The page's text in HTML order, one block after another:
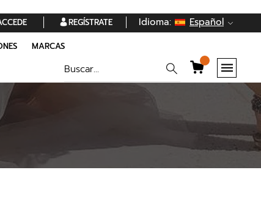
REGÍSTRATE Idioma: Español
MARCAS